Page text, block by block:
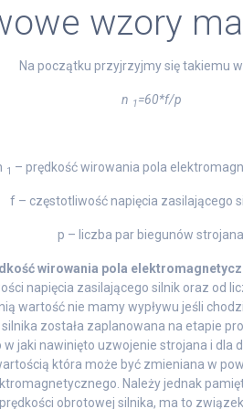
wzory
Na początku przyjrzyjmy się takiemu
n 1=60*f/p
1 – prędkość wirowania pola
f – częstotliwość napięcia zasilającego
p – liczba par biegunów
wirowania pola
napięcia zasilającego silnik oraz od
wartość nie mamy wypływu jeśli
została zaplanowana na etapie
jaki nawinięto uzwojenie strojana i dla
która może być zmieniana w
Należy jednak
obrotowej silnika, ma to